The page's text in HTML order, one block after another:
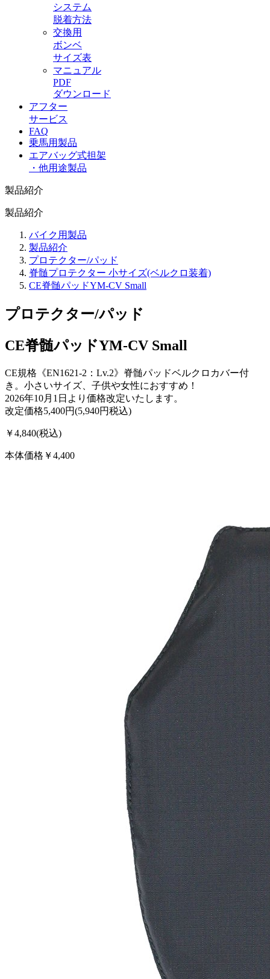
システム
脱着方法
交換用
ボンベ
サイズ表
マニュアル
PDF
ダウンロード
アフター
サービス
FAQ
乗馬用製品
エアバッグ式担架
・他用途製品
製品紹介
製品紹介
バイク用製品
製品紹介
プロテクター/パッド
脊髄プロテクター 小サイズ(ベルクロ装着)
CE脊髄パッドYM-CV Small
プロテクター/パッド
CE脊髄パッドYM-CV Small
CE規格《EN1621-2：Lv.2》脊髄パッドベルクロカバー付
き。小さいサイズ、子供や女性におすすめ！
2026年10月1日より価格改定いたします。
改定価格5,400円(5,940円税込)
￥4,840(税込)
本体価格￥4,400